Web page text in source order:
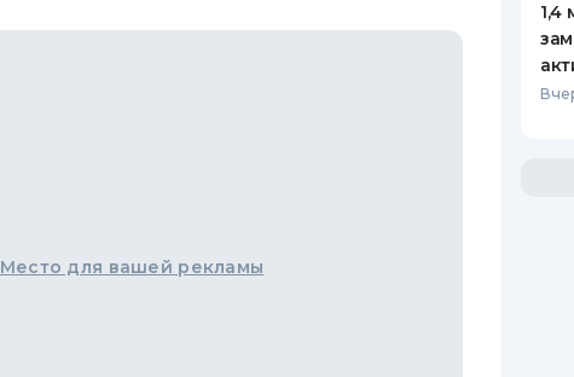
Место для вашей рекламы
1,4